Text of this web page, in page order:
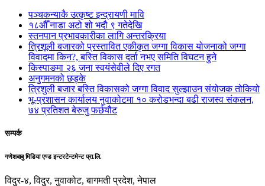
पञ्चकन्याकै उत्कृष्ट इन्द्रायणी मावि
१८औँ नाडा अटो शो भदौ ९ गतेदेखि
स्तनपान प्रभावकारीका लागि अन्तरक्रिया
त्रिशूली बजारको प्रस्तावित एकीकृत जग्गा विकास योजनाको जग्गा
विवादमा किन?, बस्ति विकास दर्ता नभए समिति विघटन हुने
किस्पाङमा २६ जना स्वयंसेवीले दिए रगत
अनुगमनको छड्के
त्रिशुली बजार बस्ति विकासको जग्गा विवाद सुल्झाउन संयोजक तोकियो
भू-प्रशासन कार्यालय नुवाकोटमा १० करोडभन्दा बढी राजस्व संकलन,
७४ प्रतिशत बेरुजु फर्छयौट
सम्पर्क
गणेशबाबु मिडिया एण्ड इन्टरटेन्टमेन्ट प्रा.लि.
विदुर-४, विदुर, नुवाकोट, बागमती प्रदेश, नेपाल